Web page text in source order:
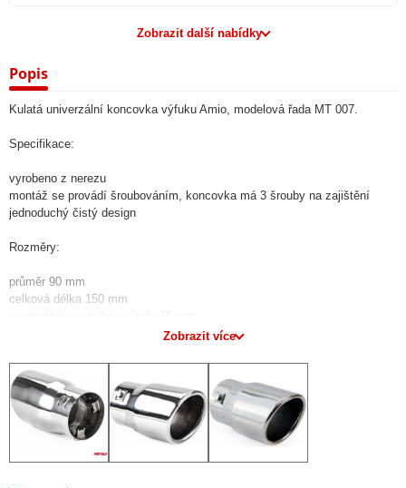
Zobrazit další nabídky
Popis
Kulatá univerzální koncovka výfuku Amio, modelová řada MT 007.
Specifikace:
vyrobeno z nerezu
montáž se provádí šroubováním, koncovka má 3 šrouby na zajištění
jednoduchý čistý design
Rozměry:
průměr 90 mm
celková délka 150 mm
minimální montážní průměr 48 mmZobrazit více